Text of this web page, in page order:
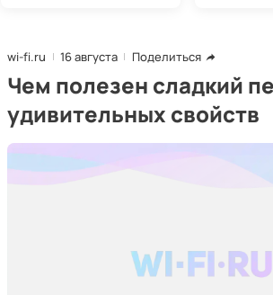
wi-fi.ru 16 августа Поделиться
Чем полезен сладкий
удивительных свойств